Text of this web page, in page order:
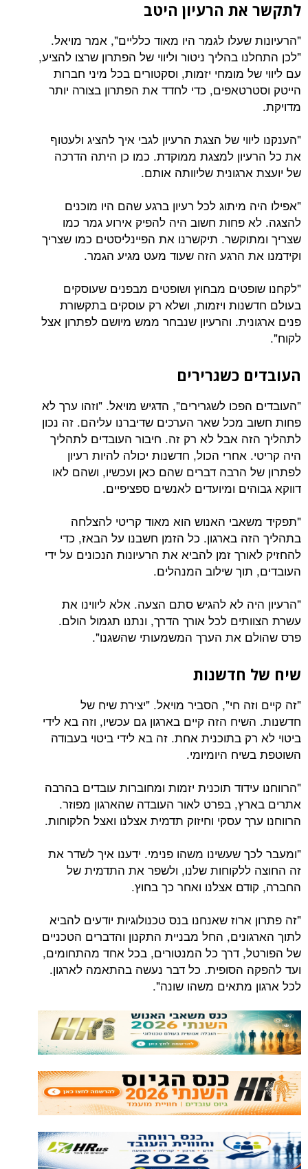
לתקשר את הרעיון היטב
"הרעיונות שעלו לגמר היו מאוד כלליים", אמר מויאל.
"לכן התחלנו בהליך ניטור וליווי של הפתרון שרצו להציע,
עם ליווי של מומחי יזמות, וסקטורים בכל מיני חברות
הייטק וסטרטאפים, כדי לחדד את הפתרון בצורה יותר
מדויקת.
"הענקנו ליווי של הצגת הרעיון לגבי איך להציג ולעטוף
את כל הרעיון למצגת ממוקדת. כמו כן היתה הדרכה
של יועצת ארגונית שליוותה אותם.
"אפילו היה מיתוג לכל רעיון ברגע שהם היו מוכנים
להצגה. לא פחות חשוב היה להפיק אירוע גמר כמו
שצריך ומתוקשר. תיקשרנו את הפיינליסטים כמו שצריך
וקידמנו את הרגע הזה שעוד מעט מגיע הגמר.
"לקחנו שופטים מבחוץ ושופטים מבפנים שעוסקים
בעולם חדשנות ויזמות, ושלא רק עוסקים בתקשורת
פנים ארגונית. והרעיון שנבחר ממש מיושם לפתרון אצל
לקוח".
העובדים כשגרירים
"העובדים הפכו לשגרירים", הדגיש מויאל. "וזהו ערך לא
פחות חשוב מכל שאר הערכים שדיברנו עליהם. זה נכון
לתהליך הזה אבל לא רק זה. חיבור העובדים לתהליך
היה קריטי. אחרי הכול, חדשנות יכולה להיות רעיון
לפתרון של הרבה דברים שהם כאן ועכשיו, ושהם לאו
דווקא גבוהים ומיועדים לאנשים ספציפיים.
"תפקיד משאבי האנוש הוא מאוד קריטי להצלחה
בתהליך הזה בארגון. כל הזמן חשבנו על הבאז, כדי
להחזיק לאורך זמן להביא את הרעיונות הנכונים על ידי
העובדים, תוך שילוב המנהלים.
"הרעיון היה לא להגיש סתם הצעה. אלא ליווינו את
עשרת הצוותים לכל אורך הדרך, ונתנו תגמול הולם.
פרס שהולם את הערך המשמעותי שהשגנו".
שיח של חדשנות
"זה קיים וזה חי", הסביר מויאל. "יצירת שיח של
חדשנות. השיח הזה קיים בארגון גם עכשיו, וזה בא לידי
ביטוי לא רק בתוכנית אחת. זה בא לידי ביטוי בעבודה
השוטפת בשיח היומיומי.
"הרווחנו עידוד תוכנית יזמות ומחוברות עובדים בהרבה
אתרים בארץ, בפרט לאור העובדה שהארגון מפוזר.
הרווחנו ערך עסקי וחיזוק תדמית אצלנו ואצל הלקוחות.
"ומעבר לכך שעשינו משהו פנימי. ידענו איך לשדר את
זה החוצה ללקוחות שלנו, ולשפר את התדמית של
החברה, קודם אצלנו ואחר כך בחוץ.
"זה פתרון ארוז שאנחנו בנס טכנולוגיות יודעים להביא
לתוך הארגונים, החל מבניית התקנון והדברים הטכניים
של הפורטל, דרך כל המנטורים, בכל אחד מהתחומים,
ועד להפקה הסופית. כל דבר נעשה בהתאמה לארגון.
לכל ארגון מתאים משהו שונה".